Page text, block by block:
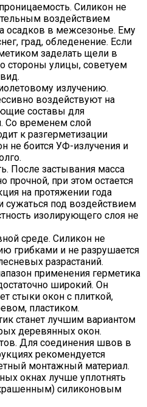
Силикон не
воздействием
осадков в межсезонье. Ему
град, обледенение. Если
заделать щели в
стороны улицы, советуем
излучению.
воздействуют на
составы для
Со временем слой
к разгерметизации
не боится УФ-излучения и
После застывания масса
прочной, при этом остается
на протяжении года
сужаться под воздействием
изолирующего слоя не
среде. Силикон не
грибками и не разрушается
разрастаний.
применения герметика
широкий. Он
стыки окон с плиткой,
пластиком.
станет лучшим вариантом
деревянных окон.
Для соединения швов в
рекомендуется
монтажный материал.
окнах лучше уплотнять
силиконовым